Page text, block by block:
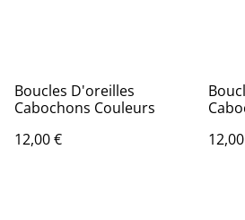
Boucles D'oreilles
Cabochons Couleurs
12,00 €